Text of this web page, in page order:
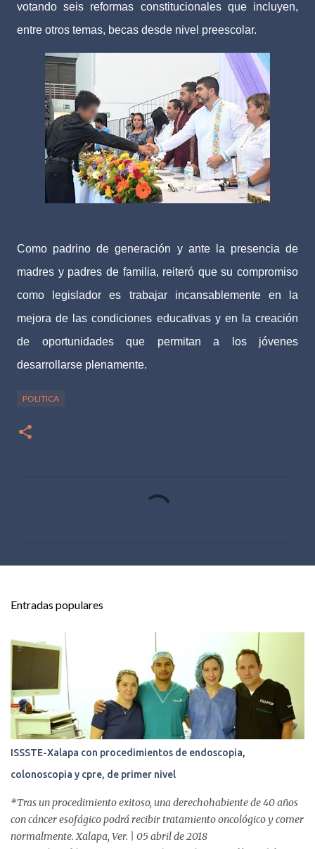
votando seis reformas constitucionales que incluyen,
entre otros temas, becas desde nivel preescolar.
Como padrino de generación y ante la presencia de
madres y padres de familia, reiteró que su compromiso
como legislador es trabajar incansablemente en la
mejora de las condiciones educativas y en la creación
de oportunidades que permitan a los jóvenes
desarrollarse plenamente.
POLITICA
s
Entradas populares
ISSSTE-Xalapa con procedimientos de endoscopia,
colonoscopia y cpre, de primer nivel
*Tras un procedimiento exitoso, una derechohabiente de 40 años
con cáncer esofágico podrá recibir tratamiento oncológico y comer
normalmente. Xalapa, Ver. | 05 abril de 2018